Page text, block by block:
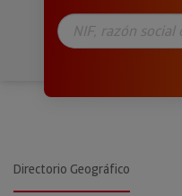
Directorio Geográfico